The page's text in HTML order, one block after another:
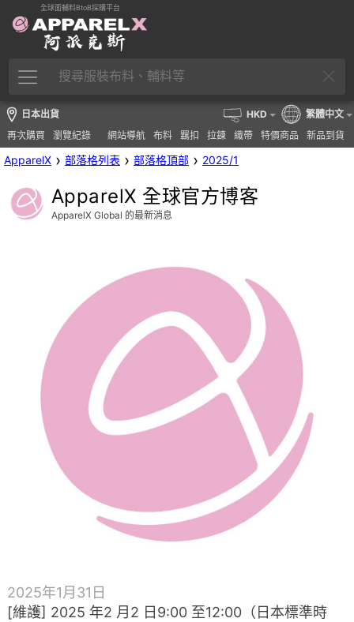
全球面輔料BtoB採購平台
日本出貨
再次購買
瀏覽紀錄 網站導航 布料 羈扣 拉鍊 織帶 特價商品 新品到貨
HKD 繁體中文
ApparelX › 部落格列表 › 部落格頂部 › 2025/1
ApparelX 全球官方博客
ApparelX Global 的最新消息
2025年1月31日
[維護] 2025 年2 月2 日9:00 至12:00（日本標準時